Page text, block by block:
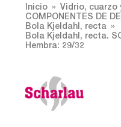
Inicio
Vidrio, cuarzo
COMPONENTES DE
Bola Kjeldahl, recta
Bola Kjeldahl, recta.
Hembra: 29/32